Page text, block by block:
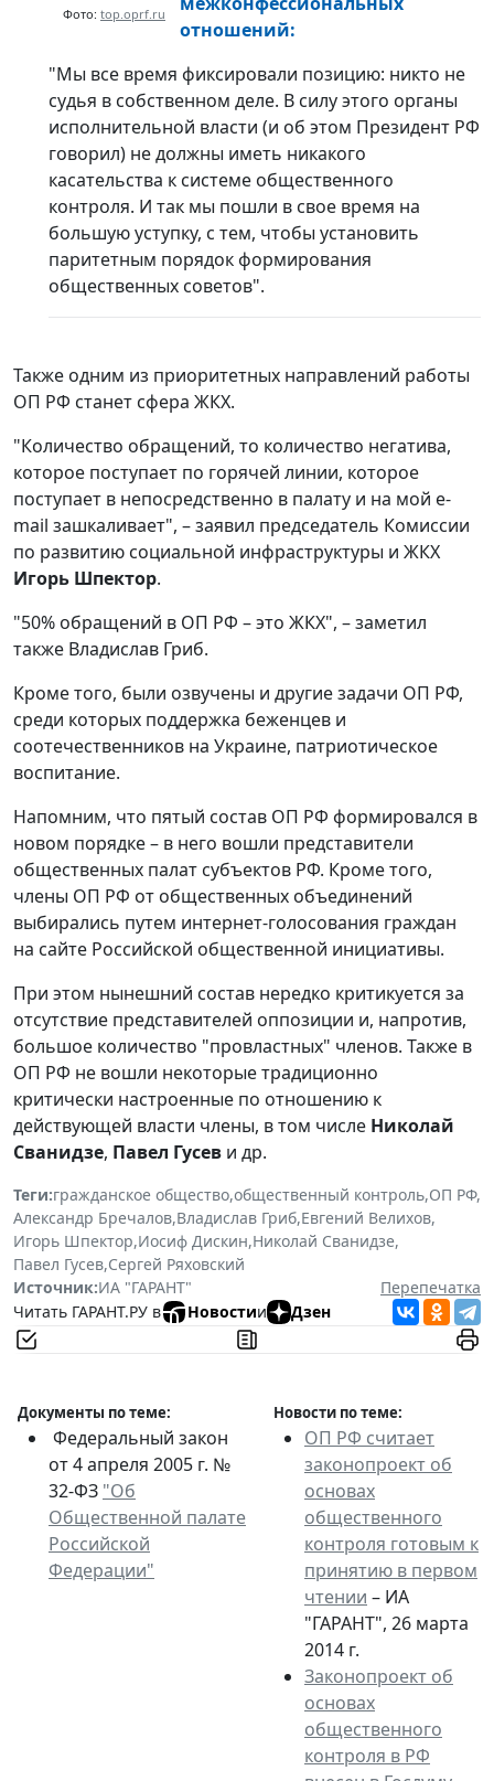
Фото: top.oprf.ru
отношений:
"Мы все время фиксировали позицию: никто не
судья в собственном деле. В силу этого органы
исполнительной власти (и об этом Президент РФ
говорил) не должны иметь никакого
касательства к системе общественного
контроля. И так мы пошли в свое время на
большую уступку, с тем, чтобы установить
паритетным порядок формирования
общественных советов".
Также одним из приоритетных направлений работы
ОП РФ станет сфера ЖКХ.
"Количество обращений, то количество негатива,
которое поступает по горячей линии, которое
поступает в непосредственно в палату и на мой e-
mail зашкаливает", – заявил председатель Комиссии
по развитию социальной инфраструктуры и ЖКХ
Игорь Шпектор.
"50% обращений в ОП РФ – это ЖКХ", – заметил
также Владислав Гриб.
Кроме того, были озвучены и другие задачи ОП РФ,
среди которых поддержка беженцев и
соотечественников на Украине, патриотическое
воспитание.
Напомним, что пятый состав ОП РФ формировался в
новом порядке – в него вошли представители
общественных палат субъектов РФ. Кроме того,
члены ОП РФ от общественных объединений
выбирались путем интернет-голосования граждан
на сайте Российской общественной инициативы.
При этом нынешний состав нередко критикуется за
отсутствие представителей оппозиции и, напротив,
большое количество "провластных" членов. Также в
ОП РФ не вошли некоторые традиционно
критически настроенные по отношению к
действующей власти члены, в том числе Николай
Сванидзе, Павел Гусев и др.
Теги:гражданское общество,общественный контроль,ОП РФ,
Александр Бречалов,Владислав Гриб,Евгений Велихов,
Игорь Шпектор,Иосиф Дискин,Николай Сванидзе,
Павел Гусев,Сергей Ряховский
Источник:ИА "ГАРАНТ"
Перепечатка
Читать ГАРАНТ.РУ в
Новостии Дзен
Документы по теме: Новости по теме:
Федеральный закон
от 4 апреля 2005 г. №
32-ФЗ "Об
Общественной палате
Российской
Федерации"
ОП РФ считает
законопроект об
основах
общественного
контроля готовым к
принятию в первом
чтении – ИА
"ГАРАНТ", 26 марта
2014 г.
Законопроект об
основах
общественного
контроля в РФ